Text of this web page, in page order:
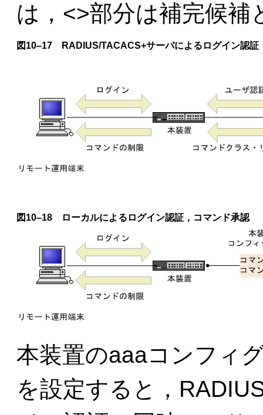
は，<>部分は補完候補
図10‒17 RADIUS/TACACS+サーバによるログイン認証
図10‒18 ローカルによるログイン認証，コマンド承認
本装置のaaaコンフィ
を設定すると，